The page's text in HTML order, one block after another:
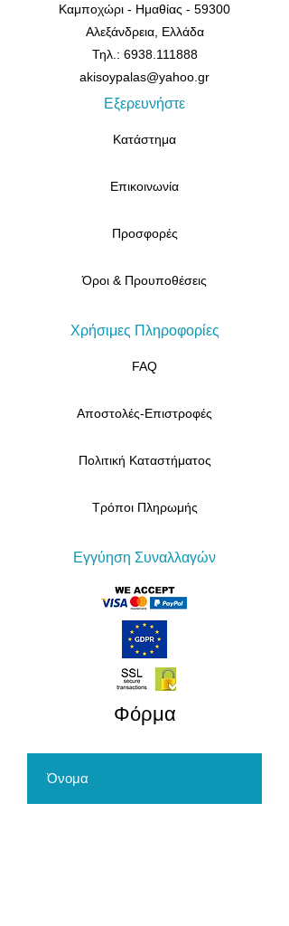
Καμποχώρι - Ημαθίας - 59300
Αλεξάνδρεια, Ελλάδα
Τηλ.: 6938.111888
akisoypalas@yahoo.gr
Εξερευνήστε
Κατάστημα
Επικοινωνία
Προσφορές
Όροι & Προυποθέσεις
Χρήσιμες Πληροφορίες
FAQ
Αποστολές-Επιστροφές
Πολιτική Καταστήματος
Τρόποι Πληρωμής
Εγγύηση Συναλλαγών
​Φόρμα